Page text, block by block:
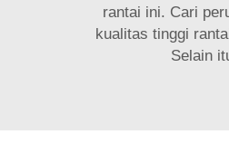
rantai ini. Cari
kualitas tinggi
Selain